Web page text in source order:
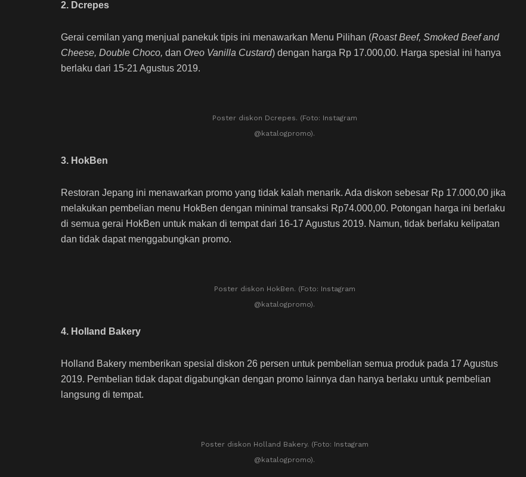
2. Dcrepes
Gerai cemilan yang menjual panekuk tipis ini menawarkan Menu Pilihan (Roast Beef, Smoked Beef and
Cheese, Double Choco, dan Oreo Vanilla Custard) dengan harga Rp 17.000,00. Harga spesial ini hanya
berlaku dari 15-21 Agustus 2019.
Poster diskon Dcrepes. (Foto: Instagram
@katalogpromo).
3. HokBen
Restoran Jepang ini menawarkan promo yang tidak kalah menarik. Ada diskon sebesar Rp 17.000,00 jika
melakukan pembelian menu HokBen dengan minimal transaksi Rp74.000,00. Potongan harga ini berlaku
di semua gerai HokBen untuk makan di tempat dari 16-17 Agustus 2019. Namun, tidak berlaku kelipatan
dan tidak dapat menggabungkan promo.
Poster diskon HokBen. (Foto: Instagram
@katalogpromo).
4. Holland Bakery
Holland Bakery memberikan spesial diskon 26 persen untuk pembelian semua produk pada 17 Agustus
2019. Pembelian tidak dapat digabungkan dengan promo lainnya dan hanya berlaku untuk pembelian
langsung di tempat.
Poster diskon Holland Bakery. (Foto: Instagram
@katalogpromo).